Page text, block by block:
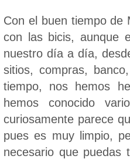
Con el buen tiempo de
con las bicis, aunque
nuestro día a día,
sitios, compras,
tiempo, nos hemos
hemos conocido
curiosamente parece
pues es muy limpio,
necesario que puedas